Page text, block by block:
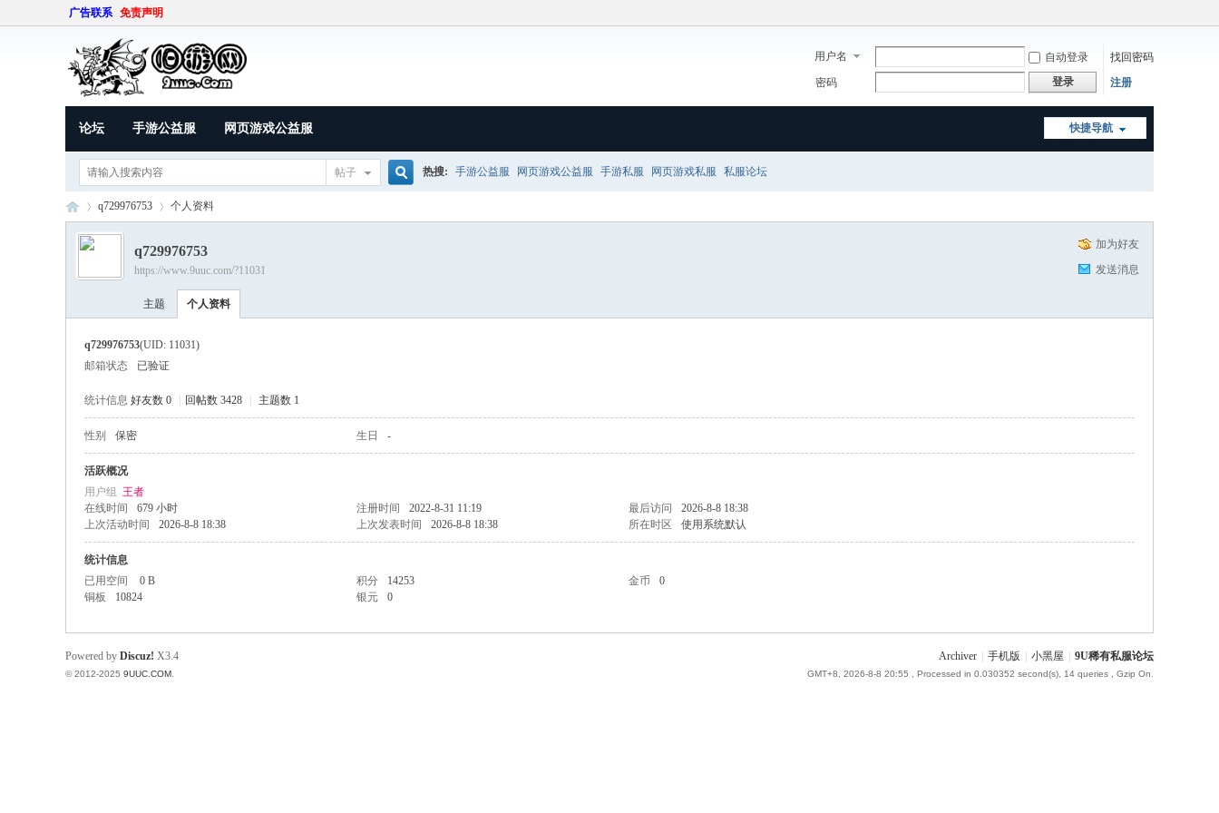
广告联系 免责声明
用户名 自动登录
找回密码
密码
登录 注册
快捷导航
论坛 手游公益服 网页游戏公益服
帖子 热搜: 手游公益服 网页游戏公益服 手游私服 网页游戏私服 私服论坛
›
q729976753 个人资料
加为好友
发送消息
q729976753
https://www.9uuc.com/?11031
主题 个人资料
q729976753(UID: 11031)
邮箱状态
已验证
统计信息 好友数 0 回帖数 3428 主题数 1
性别 保密 生日 -
活跃概况
用户组 王者
在线时间
679 小时 注册时间 2022-8-31 11:19 最后访问
2026-8-8 18:38
上次活动时间
2026-8-8 18:38 上次发表时间 2026-8-8 18:38 所在时区 使用系统默认
统计信息
已用空间
0 B 积分 14253 金币
0
铜板
10824 银元 0
Archiver 手机版 小黑屋 9U稀有私服论坛
GMT+8, 2026-8-8 20:55 , Processed in 0.030352 second(s), 14 queries , Gzip On.
Powered by Discuz! X3.4
© 2012-2025 9UUC.COM